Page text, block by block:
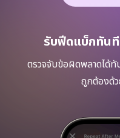
รับฟีดแบ็กทัน
ตรวจจับข้อผิดพลาดได้ทั
ถูกต้องด้